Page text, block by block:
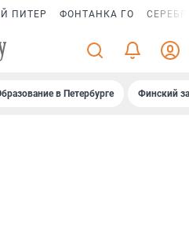
ПИТЕР ФОНТАНКА ГО
в Петербурге Финский